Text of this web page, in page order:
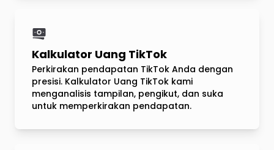
Kalkulator Uang TikTok
Perkirakan pendapatan TikTok Anda dengan
presisi. Kalkulator Uang TikTok kami
menganalisis tampilan, pengikut, dan suka
untuk memperkirakan pendapatan.